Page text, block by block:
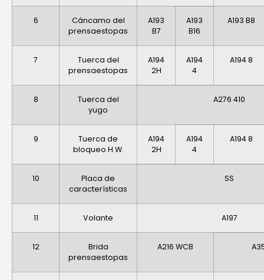
6
Cáncamo del
prensaestopas
A193
B7
A193
B16
A193 B8
7
Tuerca del
prensaestopas
A194
2H
A194
4
A194 8
8
Tuerca del
yugo
A276 410
9
Tuerca de
bloqueo H.W.
A194
2H
A194
4
A194 8
10
Placa de
características
SS
11 Volante A197
12
Brida
prensaestopas
A216 WCB